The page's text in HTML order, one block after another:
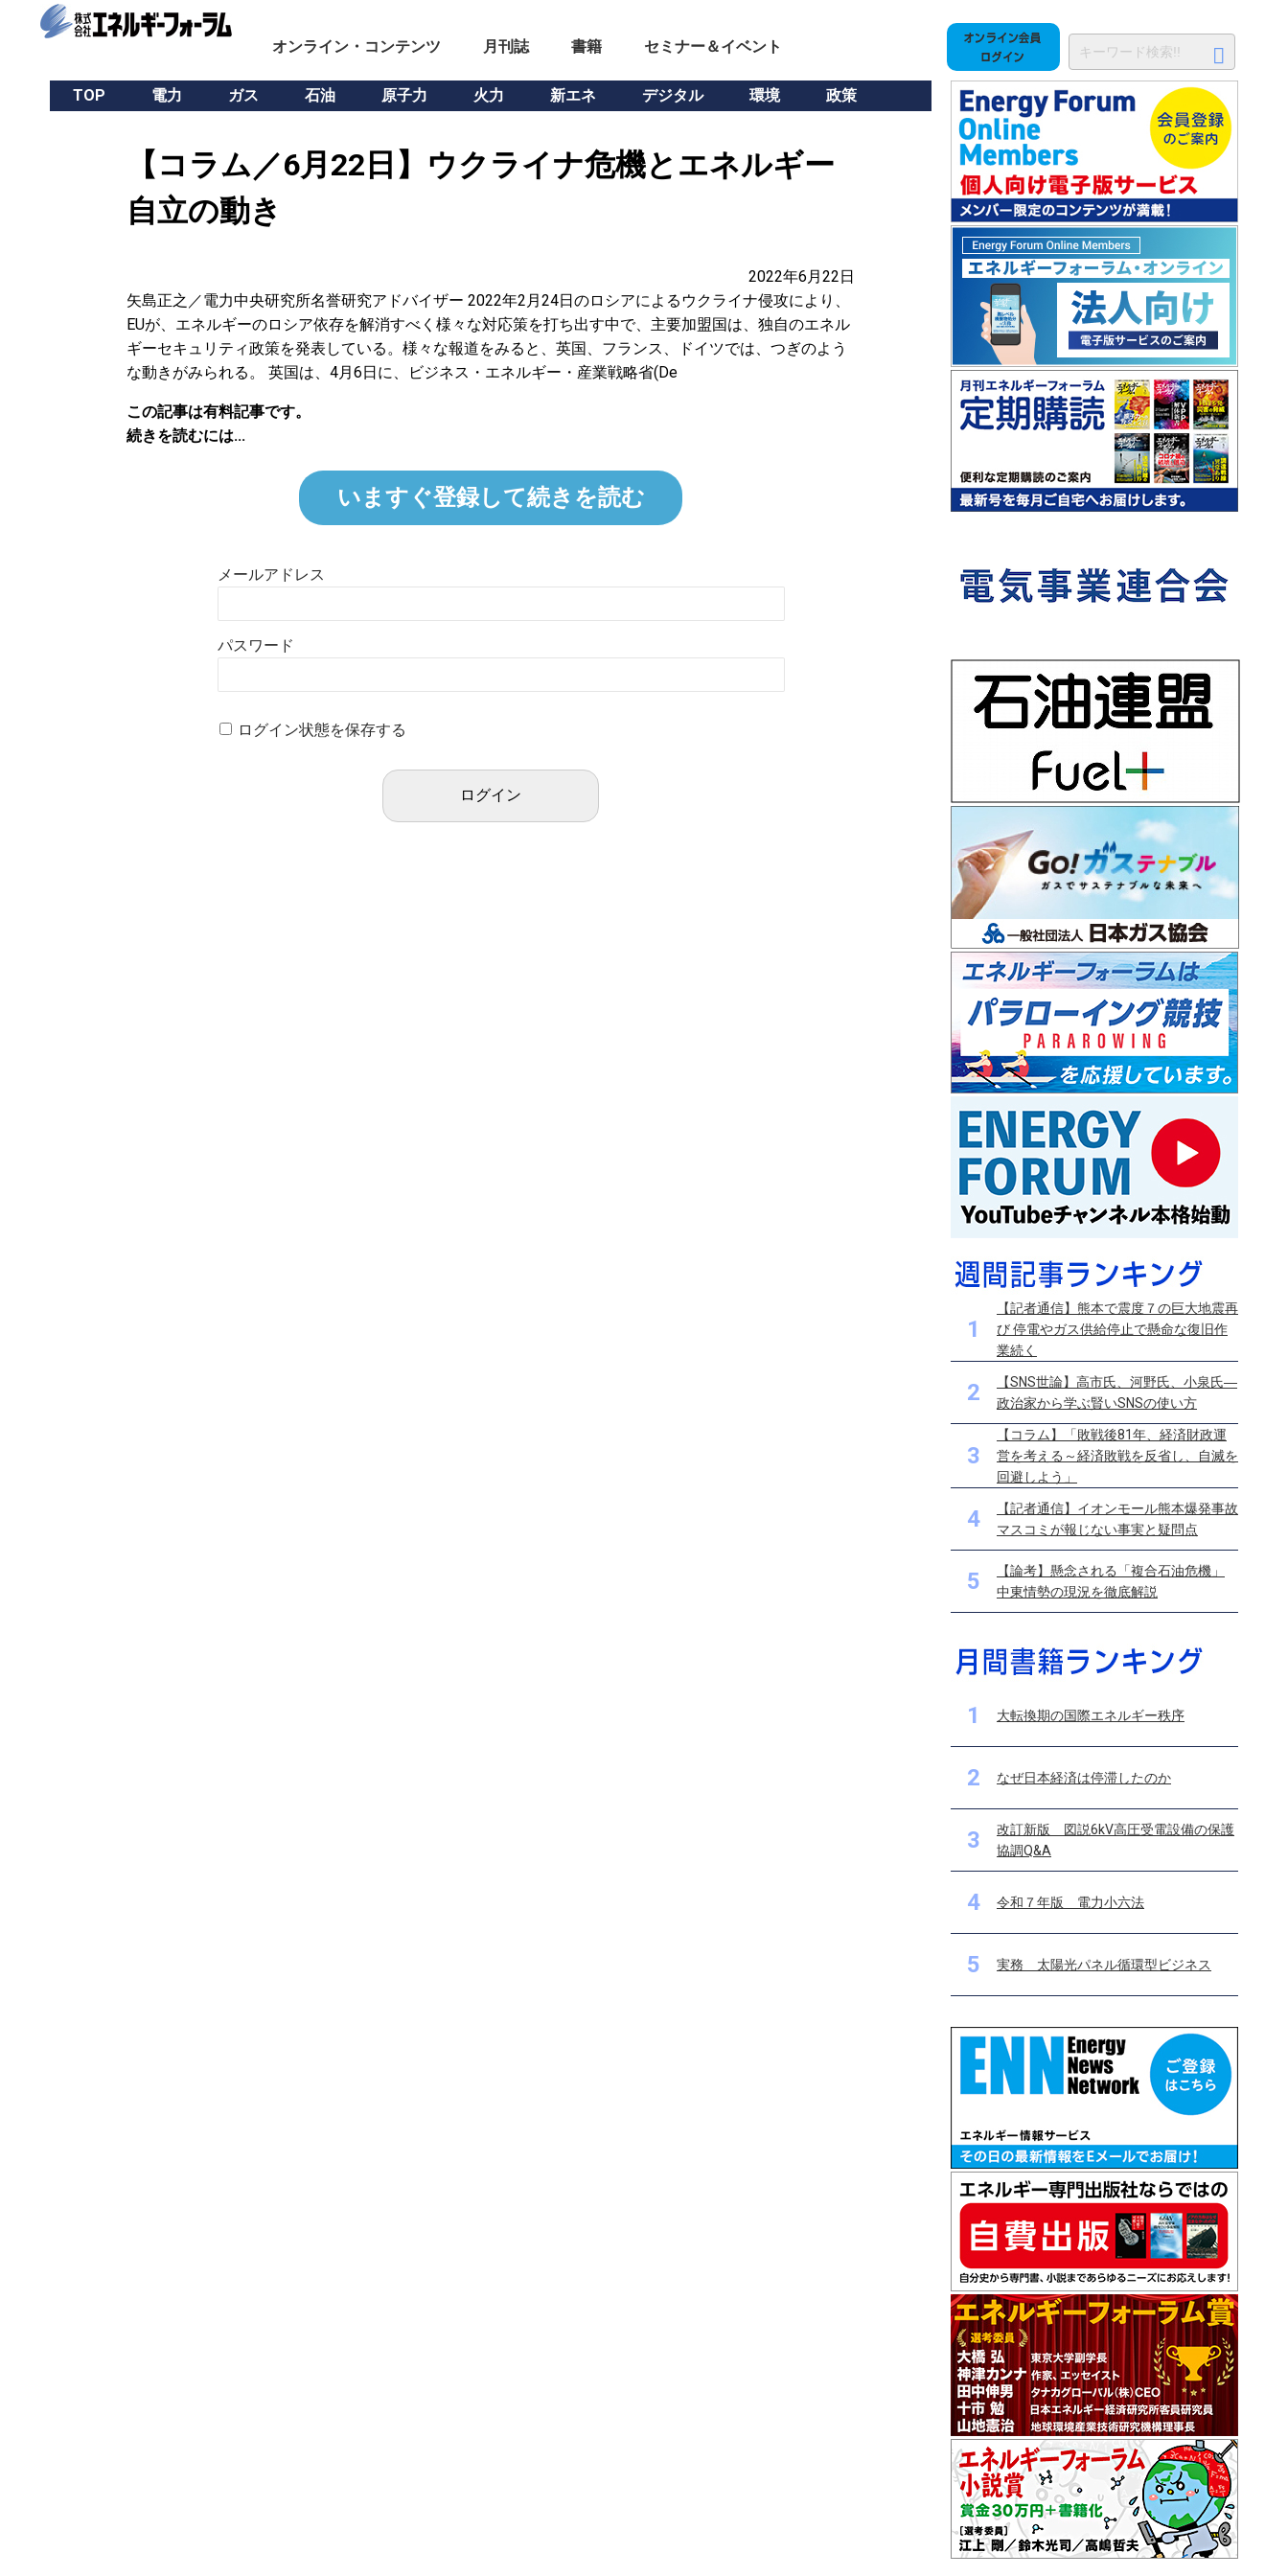
オンライン・コンテンツ 月刊誌 書籍 セミナー＆イベント
TOP 電力 ガス 石油 原子力 火力 新エネ デジタル 環境 政策
【コラム／6月22日】ウクライナ危機とエネルギー
自立の動き
2022年6月22日
矢島正之／電力中央研究所名誉研究アドバイザー 2022年2月24日のロシアによるウクライナ侵攻により、
EUが、エネルギーのロシア依存を解消すべく様々な対応策を打ち出す中で、主要加盟国は、独自のエネル
ギーセキュリティ政策を発表している。様々な報道をみると、英国、フランス、ドイツでは、つぎのよう
な動きがみられる。 英国は、4月6日に、ビジネス・エネルギー・産業戦略省(De
この記事は有料記事です。
続きを読むには...
いますぐ登録して続きを読む
メールアドレス
パスワード
ログイン状態を保存する
1
【記者通信】熊本で震度７の巨大地震再
び 停電やガス供給停止で懸命な復旧作
業続く
2
【SNS世論】高市氏、河野氏、小泉氏―
政治家から学ぶ賢いSNSの使い方
3
【コラム】「敗戦後81年、経済財政運
営を考える～経済敗戦を反省し、自滅を
回避しよう」
4
【記者通信】イオンモール熊本爆発事故
マスコミが報じない事実と疑問点
5
【論考】懸念される「複合石油危機」
中東情勢の現況を徹底解説
1 大転換期の国際エネルギー秩序
2 なぜ日本経済は停滞したのか
3
改訂新版 図説6kV高圧受電設備の保護
協調Q&A
4 令和７年版 電力小六法
5 実務 太陽光パネル循環型ビジネス